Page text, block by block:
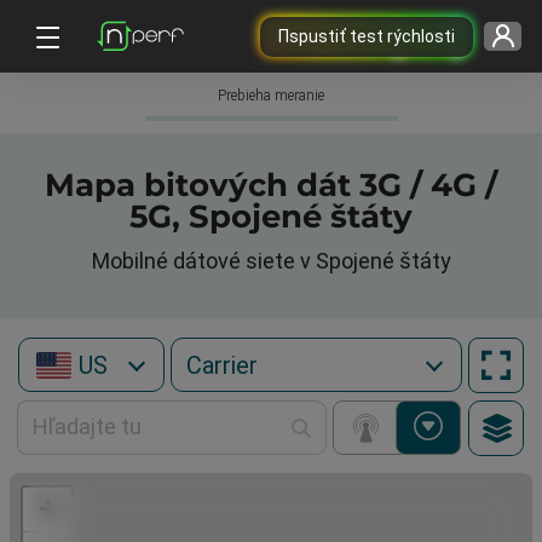
Пspustiť test rýchlosti
Prebieha meranie
Mapa bitových dát 3G / 4G /
5G, Spojené štáty
Mobilné dátové siete v Spojené štáty
US